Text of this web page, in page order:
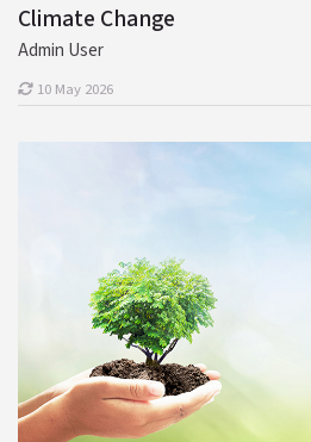
Climate Change
Admin User
10 May 2026